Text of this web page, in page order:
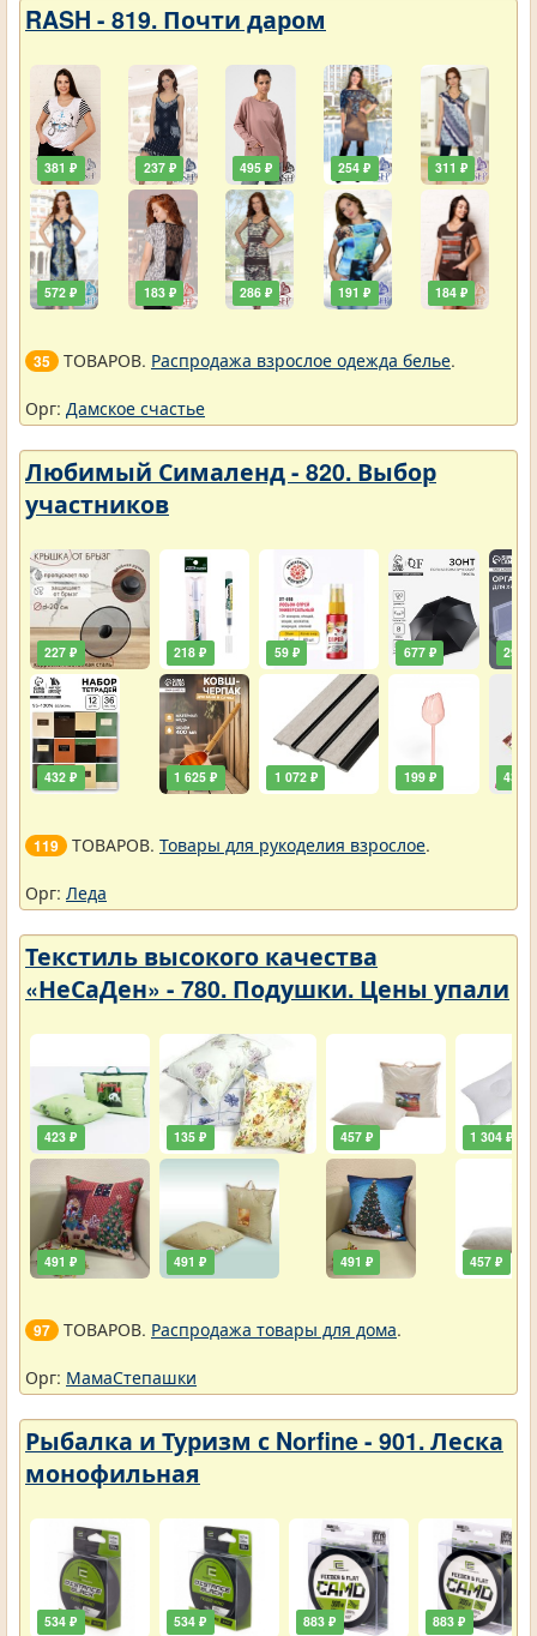
RASH - 819. Почти даром
381 ₽
572 ₽
237 ₽
183 ₽
495 ₽
286 ₽
254 ₽
191 ₽
311 ₽
184 ₽
35 ТОВАРОВ. Распродажа взрослое одежда белье.
Орг: Дамское счастье
Любимый Сималенд - 820. Выбор
участников
227 ₽
432 ₽
218 ₽
1 625 ₽
59 ₽
1 072 ₽
677 ₽
199 ₽
290 ₽
432 ₽
119 ТОВАРОВ. Товары для рукоделия взрослое.
Орг: Леда
Текстиль высокого качества
«НеСаДен» - 780. Подушки. Цены упали
423 ₽
491 ₽
135 ₽
491 ₽
457 ₽
491 ₽
1 304 ₽
457 ₽
97 ТОВАРОВ. Распродажа товары для дома.
Орг: МамаСтепашки
Рыбалка и Туризм с Norfine - 901. Леска
монофильная
534 ₽ 534 ₽ 883 ₽ 883 ₽